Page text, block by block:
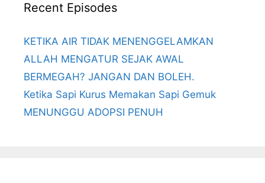
Recent Episodes
KETIKA AIR TIDAK MENENGGELAMKAN
ALLAH MENGATUR SEJAK AWAL
BERMEGAH? JANGAN DAN BOLEH.
Ketika Sapi Kurus Memakan Sapi Gemuk
MENUNGGU ADOPSI PENUH